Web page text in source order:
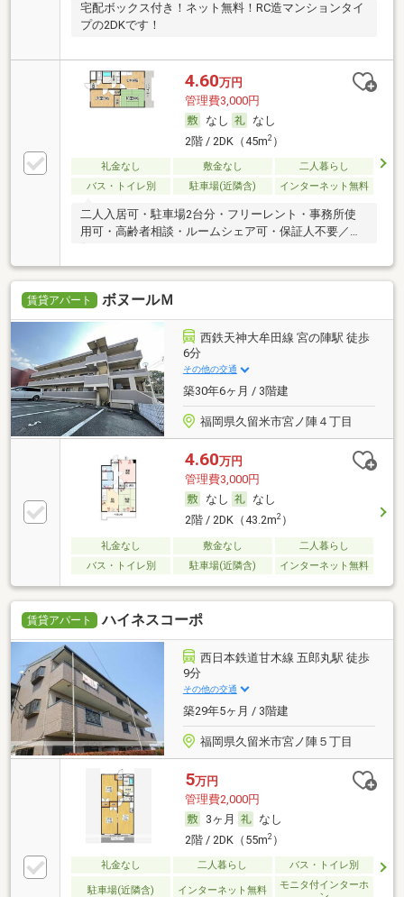
宅配ボックス付き！ネット無料！RC造マンションタイ
プの2DKです！
4.60万円
管理費3,000円
なし
なし
2階 / 2DK（45m2）
礼金なし 敷金なし
二人暮らし
バス・トイレ別
駐車場(近隣含) インターネット無料
二人入居可・駐車場2台分・フリーレント・事務所使
用可・高齢者相談・ルームシェア可・保証人不要／代
賃貸アパート ボヌールＭ
西鉄天神大牟田線 宮の陣駅 徒歩
6分
その他の交通
築30年6ヶ月 / 3階建
福岡県久留米市宮ノ陣４丁目
4.60万円
管理費3,000円
なし
なし
2階 / 2DK（43.2m2）
礼金なし 敷金なし
二人暮らし
バス・トイレ別
駐車場(近隣含) インターネット無料
賃貸アパート ハイネスコーポ
西日本鉄道甘木線 五郎丸駅 徒歩
9分
その他の交通
築29年5ヶ月 / 3階建
福岡県久留米市宮ノ陣５丁目
5万円
管理費2,000円
3ヶ月
なし
2階 / 2DK（55m2）
礼金なし 二人暮らし バス・トイレ別
駐車場(近隣含) インターネット無料
モニタ付インターホ